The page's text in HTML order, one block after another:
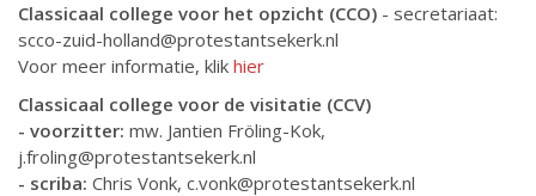
Classicaal college voor het opzicht (CCO) - secretariaat:
scco-zuid-holland@protestantsekerk.nl
Voor meer informatie, klik hier
Classicaal college voor de visitatie (CCV)
- voorzitter: mw. Jantien Fröling-Kok,
j.froling@protestantsekerk.nl
- scriba: Chris Vonk, c.vonk@protestantsekerk.nl